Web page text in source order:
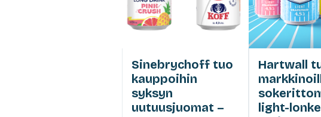
Sinebrychoff tuo
kauppoihin
syksyn
uutuusjuomat –
Hartwall
light-